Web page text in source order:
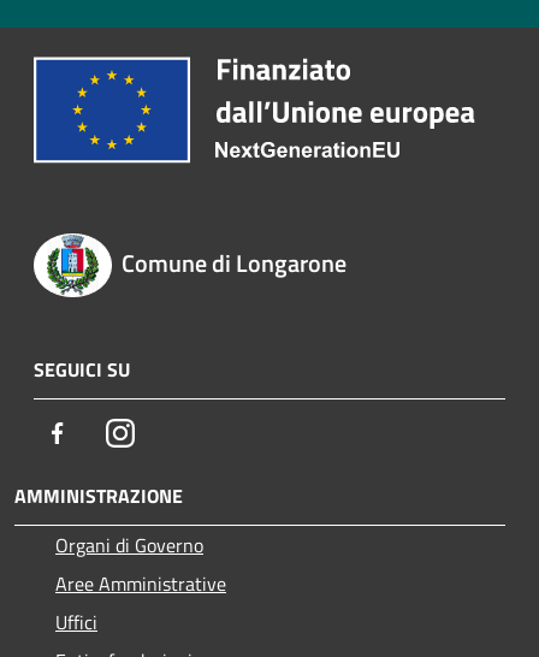
Comune di Longarone
SEGUICI SU
FacebookInstagram
AMMINISTRAZIONE
Organi di Governo
Aree Amministrative
Uffici